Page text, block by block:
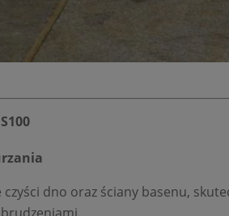
dno oraz ściany basenu,